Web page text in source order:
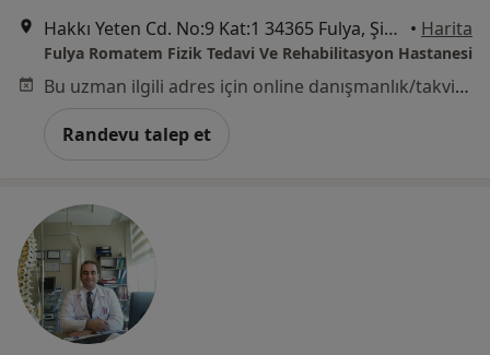
Hakkı Yeten Cd. No:9 Kat:1 34365 Fulya, Şişli/İstanbul, İstanbul • Harita
Fulya Romatem Fizik Tedavi Ve Rehabilitasyon Hastanesi
Bu uzman ilgili adres için online danışmanlık/takvim sunmuyor.
Randevu talep et